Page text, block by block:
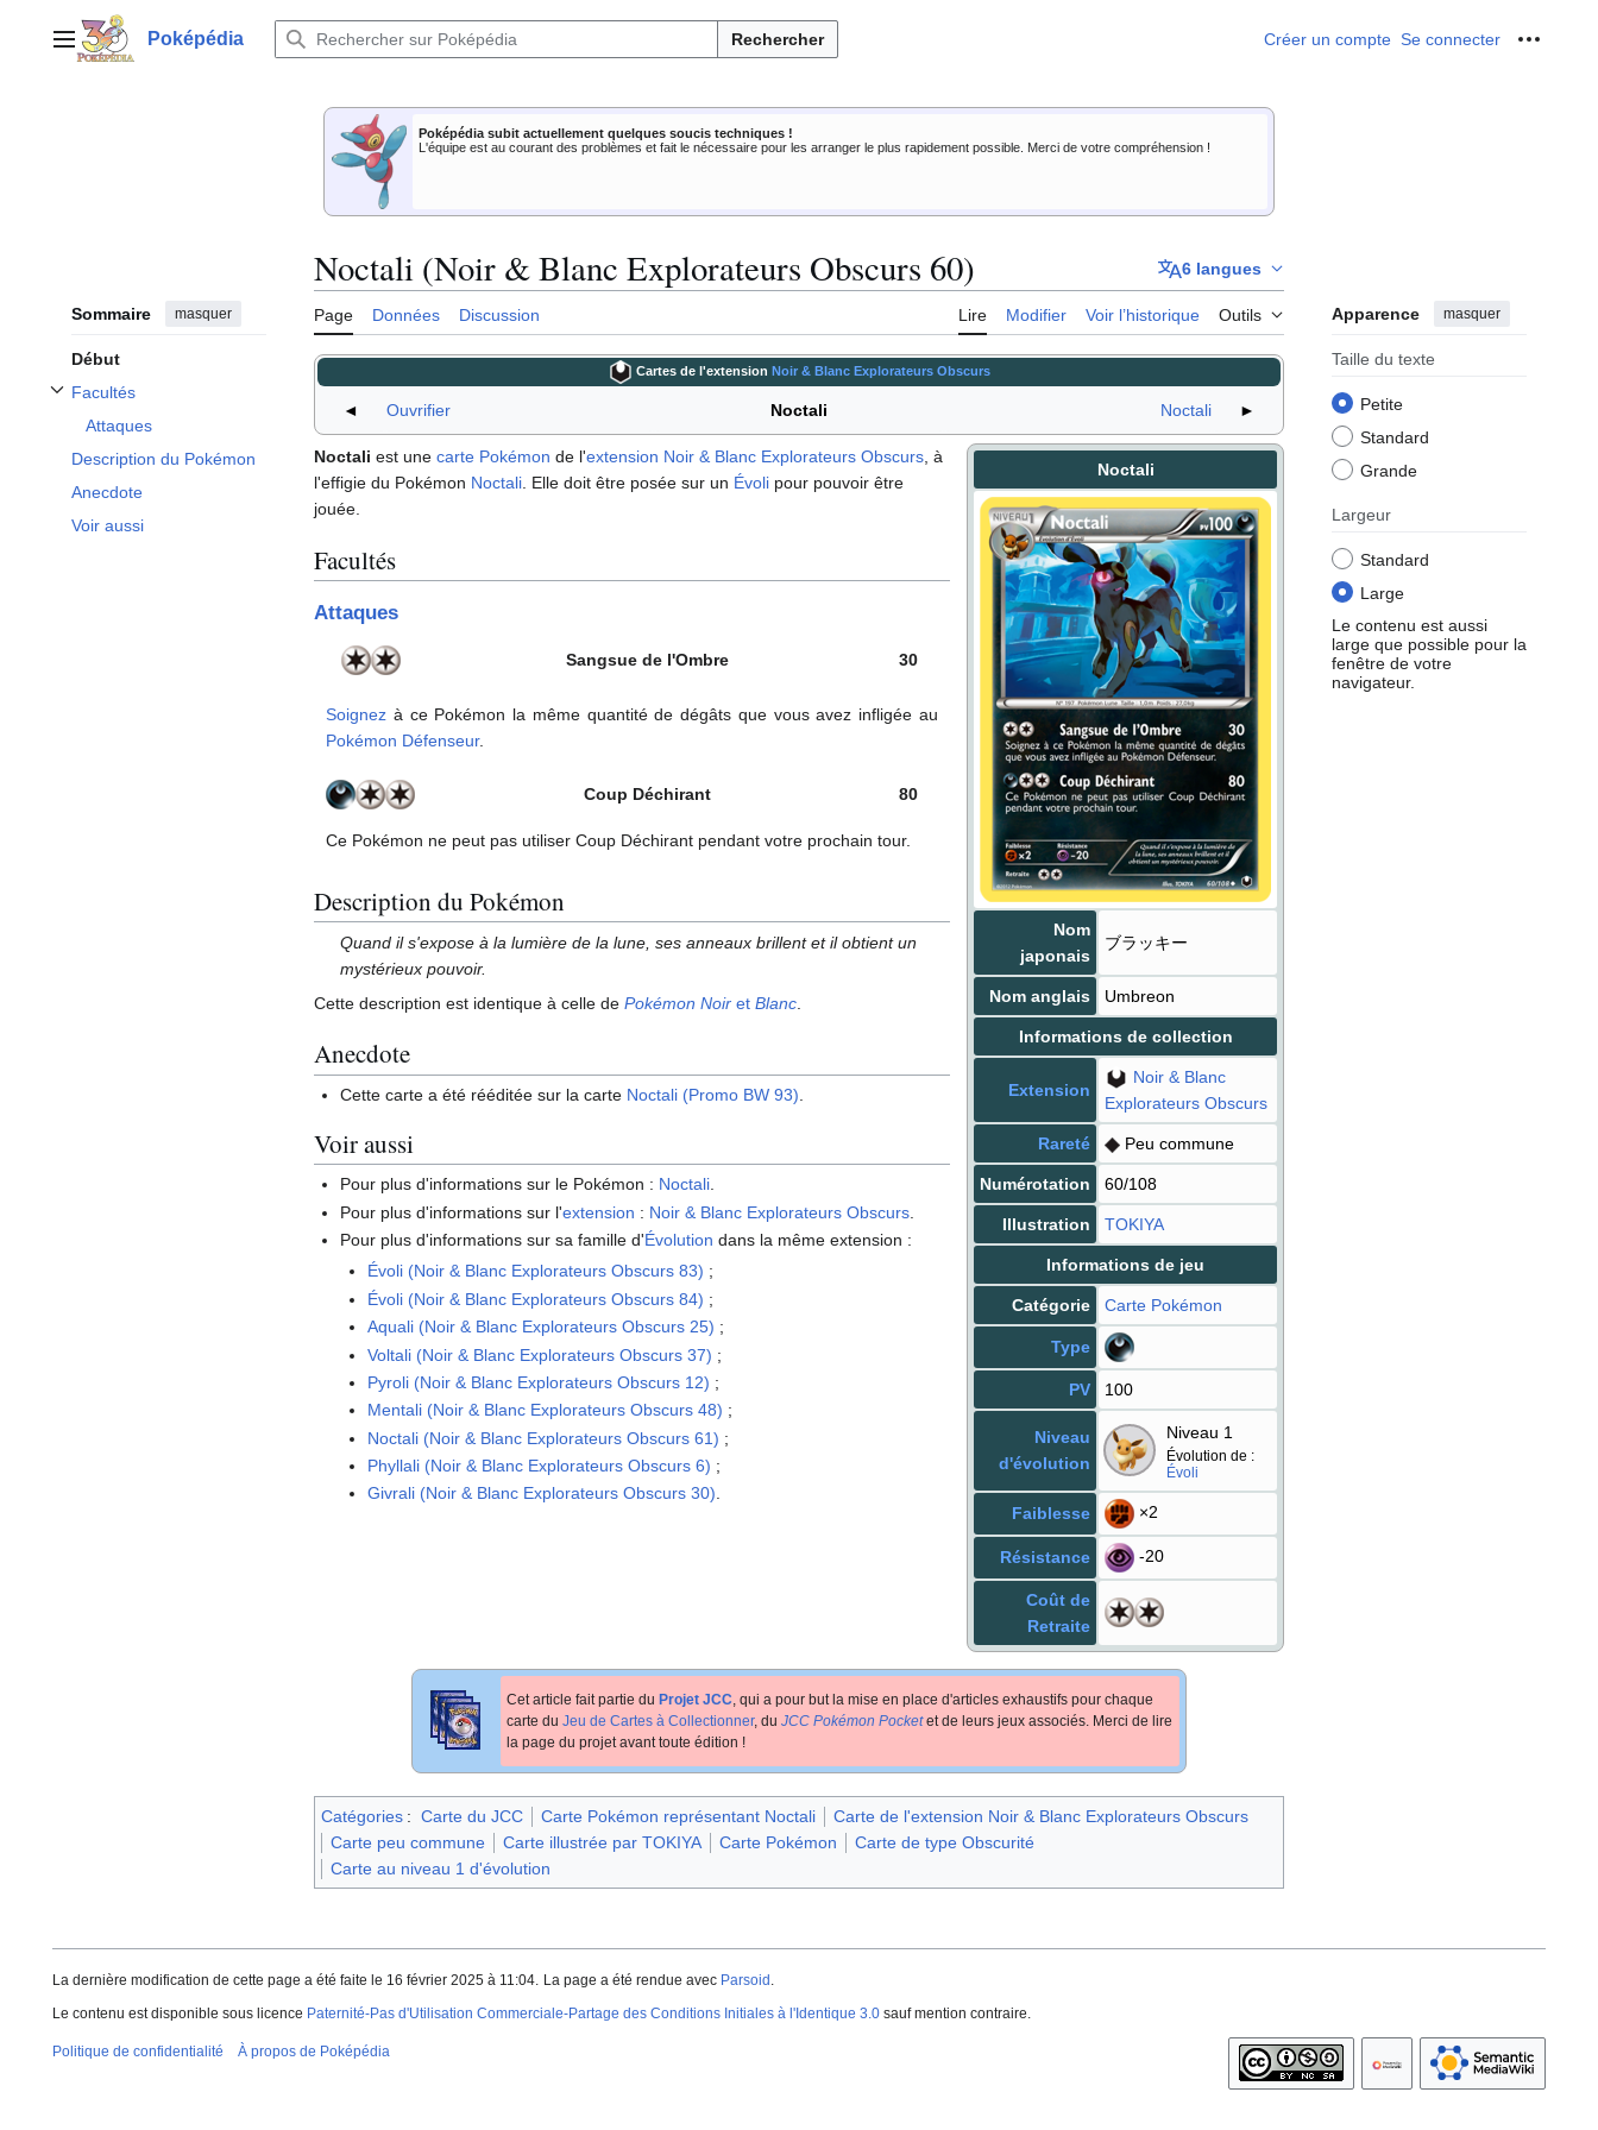
contenuMenu principalPoképédia Rechercher Créer un compte Se connecter Outils
Poképédia subit actuellement quelques soucis techniques !
L'équipe est au courant des problèmes et fait le nécessaire pour les arranger le plus rapidement possible. Merci de votre compréhension !
Sommaire masquer
Début
Facultés
Afficher / masquer la sous-section Facultés
Attaques
Description du Pokémon
Anecdote
Voir aussi
Noctali (Noir & Blanc Explorateurs Obscurs 60) 6 langues
Page Données Discussion Lire Modifier Voir l’historique Outils Apparence masquer
Taille du texte
Petite
Standard
Grande
Largeur
Standard
Large
Le contenu est aussi
large que possible pour la
fenêtre de votre
navigateur.
Cartes de l'extension Noir & Blanc Explorateurs Obscurs
◄ Ouvrifier Noctali Noctali ►
Noctali
Nom
japonais
ブラッキー
Nom anglais Umbreon
Informations de collection
Extension
Noir & Blanc
Explorateurs Obscurs
Rareté Peu commune
Numérotation 60/108
Illustration TOKIYA
Informations de jeu
Catégorie Carte Pokémon
Type
PV 100
Niveau
d'évolution
Niveau 1
Évolution de :
Évoli
Faiblesse ×2
Résistance -20
Coût de
Retraite
Noctali est une carte Pokémon de l'extension Noir & Blanc Explorateurs Obscurs , à
l'effigie du Pokémon Noctali . Elle doit être posée sur un Évoli pour pouvoir être
jouée.
Facultés
Attaques
Sangsue de l'Ombre 30
Soignez à ce Pokémon la même quantité de dégâts que vous avez infligée au
Pokémon Défenseur.
Coup Déchirant 80
Ce Pokémon ne peut pas utiliser Coup Déchirant pendant votre prochain tour.
Description du Pokémon
Quand il s'expose à la lumière de la lune, ses anneaux brillent et il obtient un
mystérieux pouvoir.
Cette description est identique à celle de Pokémon Noir et Blanc
Anecdote
Cette carte a été rééditée sur la carte Noctali (Promo BW 93)
Voir aussi
Pour plus d'informations sur le Pokémon : Noctali.
Pour plus d'informations sur l'extension : Noir & Blanc Explorateurs Obscurs
Pour plus d'informations sur sa famille d'Évolution dans la même extension :
Évoli (Noir & Blanc Explorateurs Obscurs 83) ;
Évoli (Noir & Blanc Explorateurs Obscurs 84) ;
Aquali (Noir & Blanc Explorateurs Obscurs 25) ;
Voltali (Noir & Blanc Explorateurs Obscurs 37) ;
Pyroli (Noir & Blanc Explorateurs Obscurs 12) ;
Mentali (Noir & Blanc Explorateurs Obscurs 48) ;
Noctali (Noir & Blanc Explorateurs Obscurs 61) ;
Phyllali (Noir & Blanc Explorateurs Obscurs 6) ;
Givrali (Noir & Blanc Explorateurs Obscurs 30).
Cet article fait partie du Projet JCC, qui a pour but la mise en place d'articles exhaustifs pour chaque
carte du Jeu de Cartes à Collectionner, du JCC Pokémon Pocketet de leurs jeux associés. Merci de lire
la page du projet avant toute édition !
Catégories : Carte du JCC Carte Pokémon représentant Noctali
Carte de l'extension Noir & Blanc Explorateurs Obscurs
Carte peu commune
Carte illustrée par TOKIYA Carte Pokémon
Carte de type Obscurité
Carte au niveau 1 d'évolution
La dernière modification de cette page a été faite le 16 février 2025 à 11:04. La page a été rendue avec Parsoid .
Le contenu est disponible sous licence Paternité-Pas d'Utilisation Commerciale-Partage des Conditions Initiales à l'Identique 3.0 sauf mention contraire.
Politique de confidentialité À propos de Poképédia